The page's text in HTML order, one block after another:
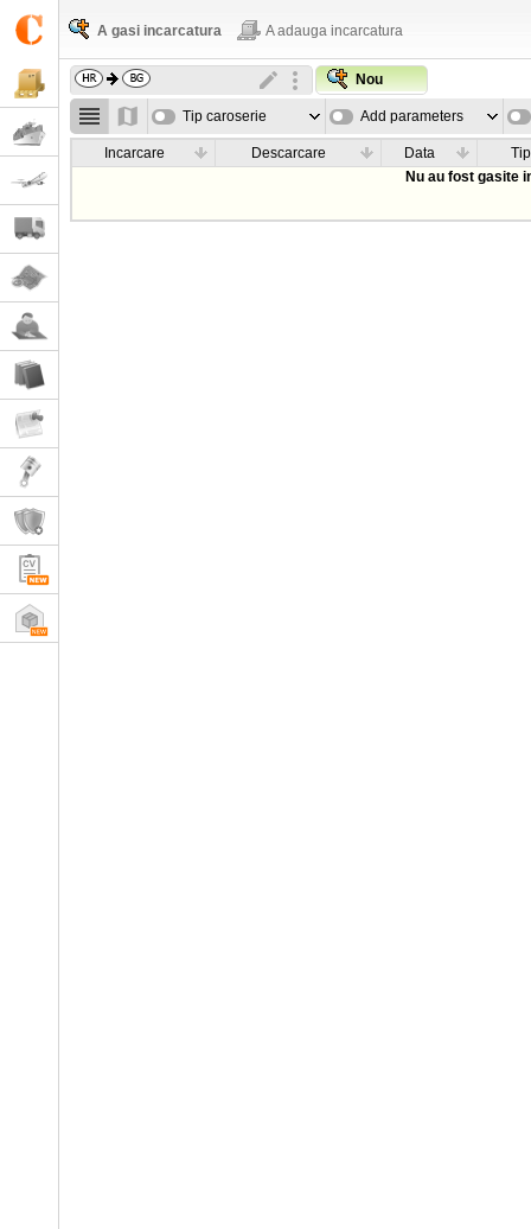
A gasi incarcatura A adauga incarcatura
Nou
Tip caroserie Add parameters
Incarcare Descarcare Data
Nu au fost gasite